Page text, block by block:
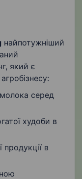
найпотужніший
який є
серед
худоби в
в